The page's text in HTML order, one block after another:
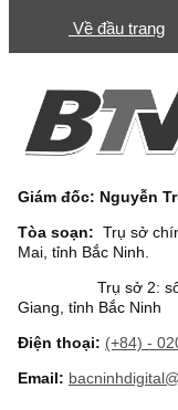
Về đầu trang
Giám đốc: Nguyễn
Tòa soạn: Trụ sở
Mai, tỉnh Bắc Ninh.
Trụ sở 2: số 49
Giang, tỉnh Bắc Ninh
Điện thoại: (+84) -
Email: